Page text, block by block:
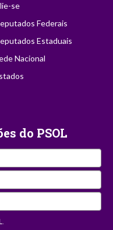
se
Federais
Estaduais
Nacional
do PSOL